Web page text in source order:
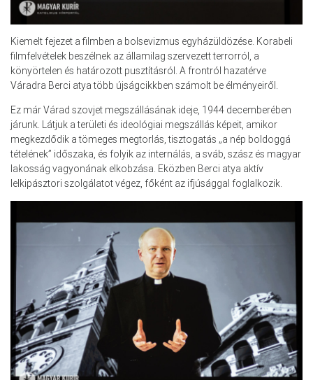
Kiemelt fejezet a filmben a bolsevizmus egyházüldözése. Korabeli
filmfelvételek beszélnek az államilag szervezett terrorról, a
könyörtelen és határozott pusztításról. A frontról hazatérve
Váradra Berci atya több újságcikkben számolt be élményeiről.
Ez már Várad szovjet megszállásának ideje, 1944 decemberében
járunk. Látjuk a területi és ideológiai megszállás képeit, amikor
megkezdődik a tömeges megtorlás, tisztogatás „a nép boldoggá
tételének” időszaka, és folyik az internálás, a sváb, szász és magyar
lakosság vagyonának elkobzása. Eközben Berci atya aktív
lelkipásztori szolgálatot végez, főként az ifjúsággal foglalkozik.